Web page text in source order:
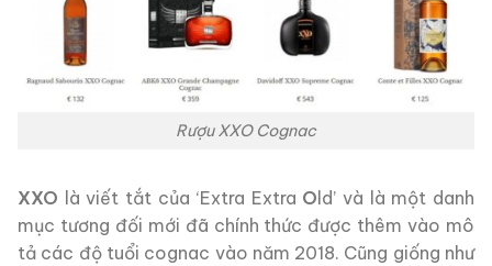
Rượu XXO Cognac
XXO là viết tắt của ‘Extra Extra O ld’ và là một danh
mục tương đối mới đã chính thức được thêm vào mô
tả các độ tuổi cognac vào năm 2018. Cũng giống như